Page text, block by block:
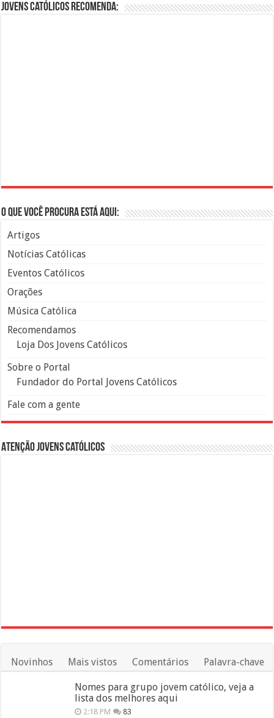
Jovens Católicos Recomenda:
O que você procura está aqui:
Artigos
Notícias Católicas
Eventos Católicos
Orações
Música Católica
Recomendamos
Loja Dos Jovens Católicos
Sobre o Portal
Fundador do Portal Jovens Católicos
Fale com a gente
Atenção Jovens Católicos
Novinhos Mais vistos Comentários Palavra-chave
Nomes para grupo jovem católico, veja a
lista dos melhores aqui
2:18 PM 83